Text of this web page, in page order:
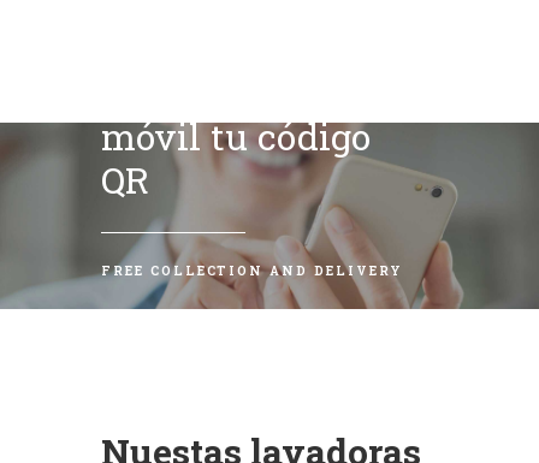
móvil tu código
QR
FREE COLLECTION AND DELIVERY
Nuestas lavadoras